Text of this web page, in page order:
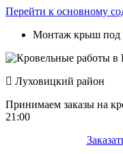
Перейти к основному
Монтаж крыш под
Луховицкий район
Принимаем заказы на
21:00